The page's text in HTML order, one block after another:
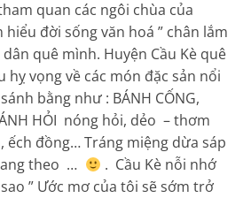
quan các ngôi chùa của
đời sống văn hoá ” chân lắm
quê mình. Huyện Cầu Kè quê
hỵ vọng về các món đặc sản nổi
bằng như : BÁNH CỐNG,
HỎI nóng hỏi, dẻo – thơm
ếch đồng… Tráng miệng dừa sáp
theo …
. Cầu Kè nỗi nhớ
” Ước mơ của tôi sẽ sớm trở